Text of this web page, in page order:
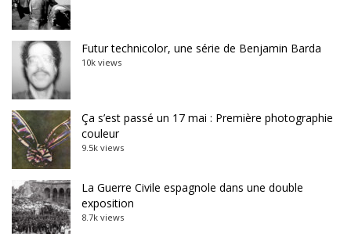
Futur technicolor, une série de Benjamin Barda
10k views
Ça s’est passé un 17 mai : Première photographie
couleur
9.5k views
La Guerre Civile espagnole dans une double
exposition
8.7k views